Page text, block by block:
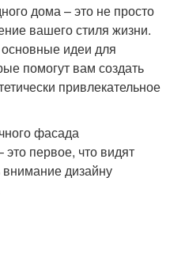
дома – это не просто
вашего стиля жизни.
идеи для
помогут вам создать
привлекательное
фасада
это первое, что видят
внимание дизайну